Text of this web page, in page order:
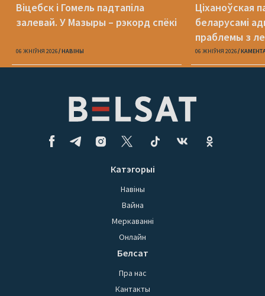
Віцебск і Гомель падтапіла
залевай. У Мазыры – рэкорд спёкі
06 ЖНІЎНЯ 2026 НАВІНЫ
Ціханоўская
беларусамі
праблемы з
06 ЖНІЎНЯ 2026
Катэгорыі
Навіны
Вайна
Меркаванні
Онлайн
Белсат
Пра нас
Кантакты